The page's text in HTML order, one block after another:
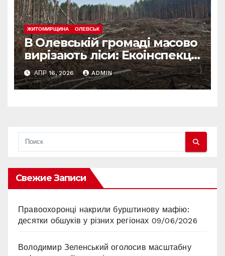
ЖИТОМИРЩИНА ОЛЕВСЬК
В Олевській громаді масово
вирізають ліси: Екоінспекція
б’є на сполох
АПР 16, 2026 ADMIN
Свежие Записи
Правоохоронці накрили бурштинову мафію:
десятки обшуків у різних регіонах 09/06/2026
Володимир Зеленський оголосив масштабну